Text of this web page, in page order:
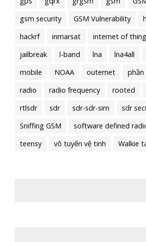
gsm security
GSM Vulnerability
hackrf
inmarsat internet of
jailbreak
l-band lna lna4all
mobile
NOAA outernet
radio
radio frequency rooted
rtlsdr
sdr sdr-sdr-sim
sdr
Sniffing GSM
software defined
teensy
vô tuyến vệ tinh Walkie